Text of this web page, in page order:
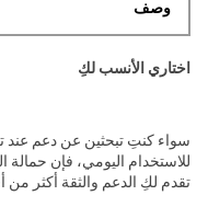
وصف
اختاري الأنسب لكِ
سواء كنتِ تبحثين عن دعم عند
للاستخدام اليومي، فإن
تقدم لكِ الدعم والثقة أكثر من